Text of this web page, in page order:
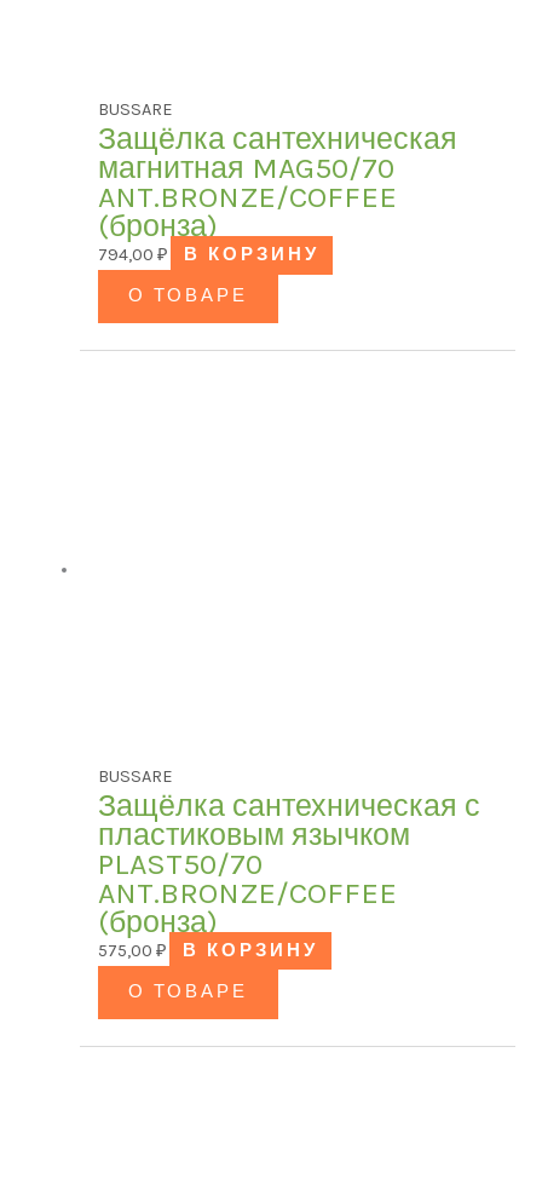
BUSSARE
Защёлка сантехническая
магнитная MAG50/70
ANT.BRONZE/COFFEE
(бронза)
794,00 ₽
В КОРЗИНУ
О ТОВАРЕ
BUSSARE
Защёлка сантехническая с
пластиковым язычком
PLAST50/70
ANT.BRONZE/COFFEE
(бронза)
575,00 ₽
В КОРЗИНУ
О ТОВАРЕ